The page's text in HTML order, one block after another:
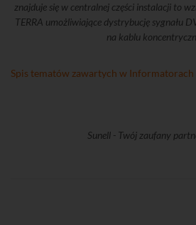
znajduje się w centralnej części instalacji to
TERRA umożliwiające dystrybucję sygnału
na kablu
Spis tematów zawartych w Informatorach
Sunell - Twój zaufany